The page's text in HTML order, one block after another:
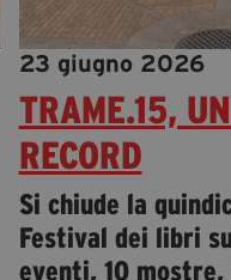
23 giugno 2026
TRAME.15,
RECORD
Si chiude la
Festival dei libri
eventi, 10 mostre,